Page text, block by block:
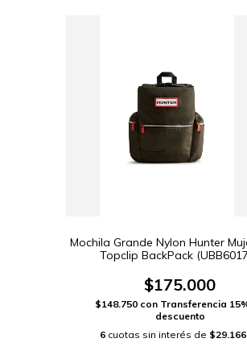
Mochila Grande Nylon Hunter
Topclip BackPack
$175.000
$148.750 con Transferencia
descuento
6 cuotas sin interés de